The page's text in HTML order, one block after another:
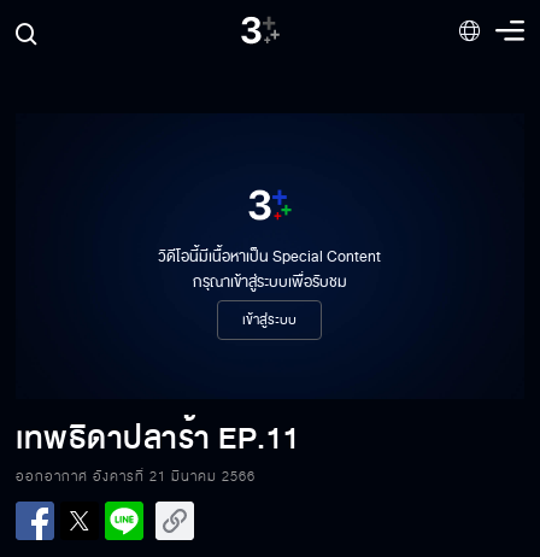
วิดีโอนี้มีเนื้อหาเป็น Special Content
กรุณาเข้าสู่ระบบเพื่อรับชม
เข้าสู่ระบบ
เทพธิดาปลาร้า EP.11
ออกอากาศ อังคารที่ 21 มีนาคม 2566